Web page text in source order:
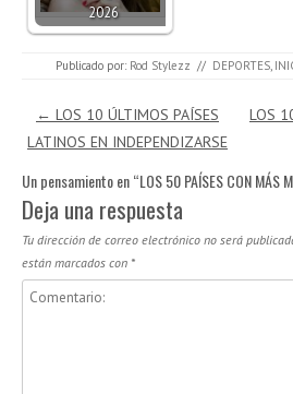
2026
Publicado por: Rod Stylezz // DEPORTES
Navegación de entradas
← LOS 10 ÚLTIMOS PAÍSES
LATINOS EN INDEPENDIZARSE
LOS
Un pensamiento en “LOS 50 PAÍSES CON MÁS
Deja una respuesta
Tu dirección de correo electrónico no será
están marcados con *